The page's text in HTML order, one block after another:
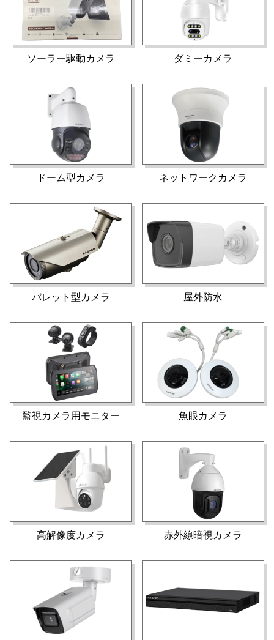
ソーラー駆動カメラ ダミーカメラ
ドーム型カメラ ネットワークカメラ
バレット型カメラ 屋外防水
監視カメラ用モニター 魚眼カメラ
高解像度カメラ 赤外線暗視カメラ